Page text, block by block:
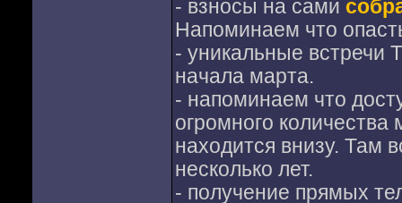
- взносы на сами
Напоминаем что
- уникальные
начала марта.
- напоминаем что
огромного
находится внизу. Там
несколько лет.
- получение прямых